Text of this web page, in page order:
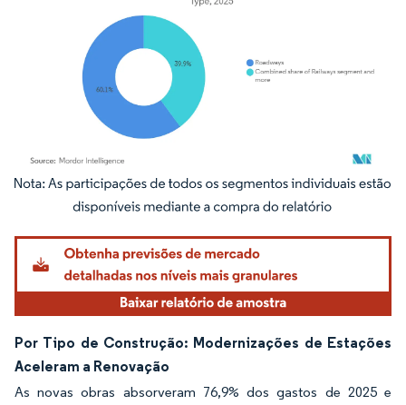
Imagem © Mordor Intelligence. O reuso requer atribuição conforme CC BY 4.0.
Por Tipo de Construção: Modernizações de Estações
Aceleram a Renovação
As novas obras absorveram 76,9% dos gastos de 2025 e